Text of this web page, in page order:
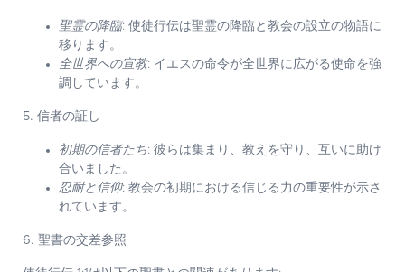
聖霊の降臨: 使徒行伝は聖霊の降臨と教会の設立の物語に
移ります。
全世界への宣教: イエスの命令が全世界に広がる使命を強
調しています。
5. 信者の証し
初期の信者たち: 彼らは集まり、教えを守り、互いに助け
合いました。
忍耐と信仰: 教会の初期における信じる力の重要性が示さ
れています。
6. 聖書の交差参照